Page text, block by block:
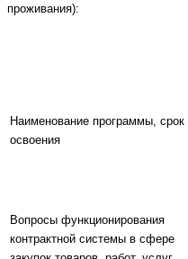
проживания):
Наименование программы, срок
освоения
Вопросы функционирования
контрактной системы в сфере